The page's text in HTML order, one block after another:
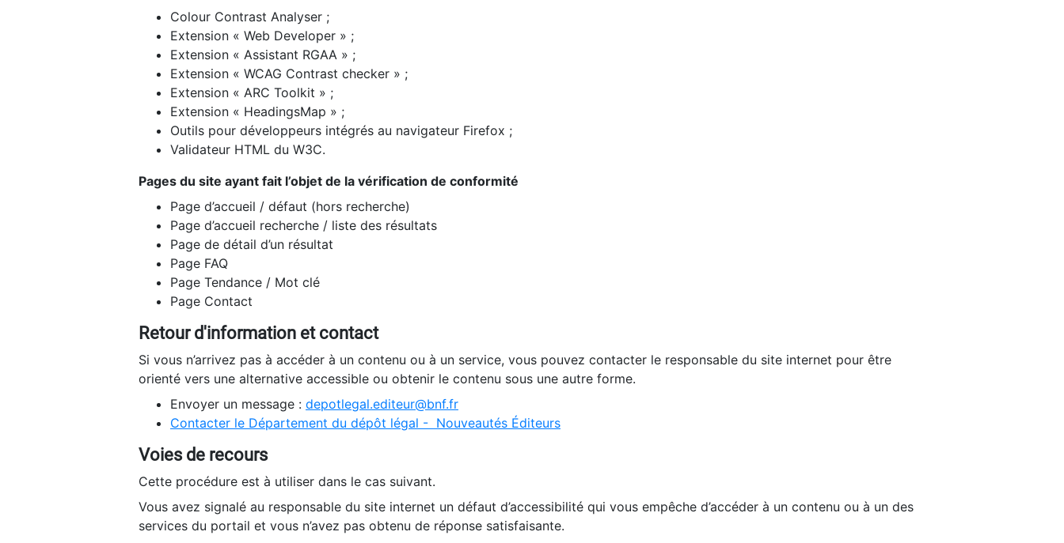
Colour Contrast Analyser ;
Extension « Web Developer » ;
Extension « Assistant RGAA » ;
Extension « WCAG Contrast checker » ;
Extension « ARC Toolkit » ;
Extension « HeadingsMap » ;
Outils pour développeurs intégrés au navigateur Firefox ;
Validateur HTML du W3C.
Pages du site ayant fait l’objet de la vérification de conformité
Page d’accueil / défaut (hors recherche)
Page d’accueil recherche / liste des résultats
Page de détail d’un résultat
Page FAQ
Page Tendance / Mot clé
Page Contact
Retour d'information et contact
Si vous n’arrivez pas à accéder à un contenu ou à un service, vous pouvez contacter le responsable du site internet pour être
orienté vers une alternative accessible ou obtenir le contenu sous une autre forme.
Envoyer un message : depotlegal.editeur@bnf.fr
Contacter le Département du dépôt légal - Nouveautés Éditeurs
Voies de recours
Cette procédure est à utiliser dans le cas suivant.
Vous avez signalé au responsable du site internet un défaut d’accessibilité qui vous empêche d’accéder à un contenu ou à un des
services du portail et vous n’avez pas obtenu de réponse satisfaisante.